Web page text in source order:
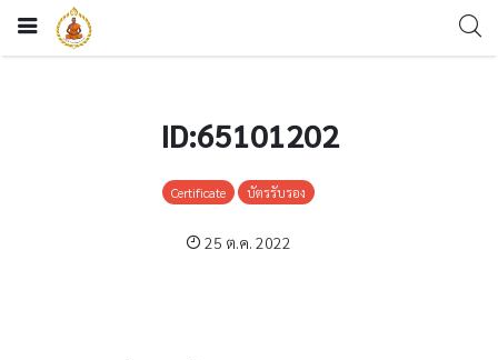
ID:65101202
Certificate บัตรรับรอง
25 ต.ค. 2022